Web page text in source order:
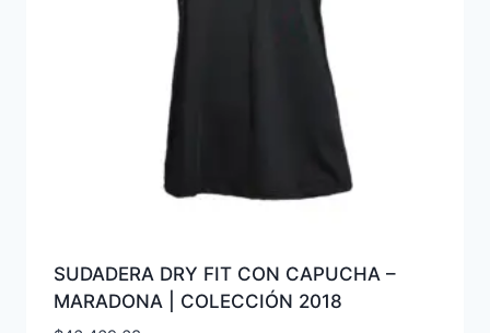
SUDADERA DRY FIT CON CAPUCHA –
MARADONA | COLECCIÓN 2018